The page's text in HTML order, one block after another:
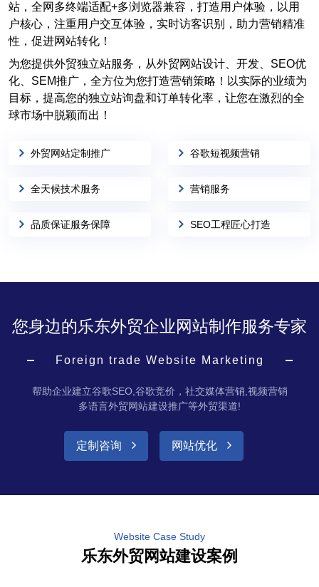
站，全网多终端适配+多浏览器兼容，打造用户体验，以用
户核心，注重用户交互体验，实时访客识别，助力营销精准
性，促进网站转化！
为您提供外贸独立站服务，从外贸网站设计、开发、SEO优
化、SEM推广，全方位为您打造营销策略！以实际的业绩为
目标，提高您的独立站询盘和订单转化率，让您在激烈的全
球市场中脱颖而出！
外贸网站定制推广 谷歌短视频营销
全天候技术服务 营销服务
品质保证服务保障 SEO工程匠心打造
您身边的乐东外贸企业网站制作服务专家
Foreign trade Website Marketing
帮助企业建立谷歌SEO,谷歌竞价，社交媒体营销,视频营销
多语言外贸网站建设推广等外贸渠道!
定制咨询 网站优化
Website Case Study
乐东外贸网站建设案例